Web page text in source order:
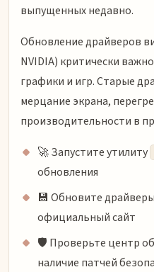
выпущенных недавно.
Обновление драйверов
NVIDIA) критически
графики и игр. Старые
мерцание экрана,
производительности в
🚀 Запустите утилиту
обновления
💾 Обновите
официальный сайт
🛡️ Проверьте центр
наличие патчей